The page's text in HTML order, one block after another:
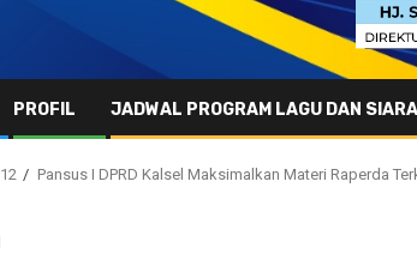
PROFIL JADWAL PROGRAM LAGU DAN
12 Pansus I DPRD Kalsel Maksimalkan Materi Raperda